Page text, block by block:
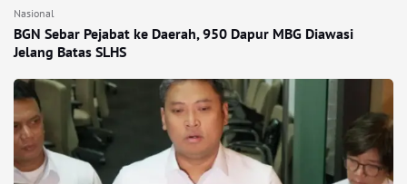
Nasional
BGN Sebar Pejabat ke Daerah, 950 Dapur MBG Diawasi
Jelang Batas SLHS